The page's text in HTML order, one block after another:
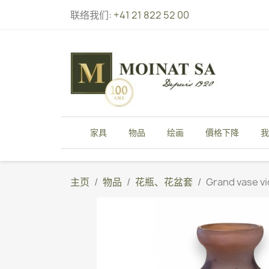
联络我们: +41 21 822 52 00
家具 物品 绘画 價格下降
主页 物品 花瓶、花盆套 Grand vase